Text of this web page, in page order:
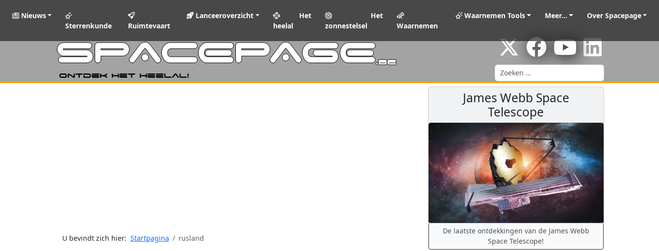
Nieuws
Sterrenkunde
Ruimtevaart
Lanceeroverzicht
Het
heelal
Het
zonnestelsel
Waarnemen
Waarnemen Tools Meer... Over Spacepage
SPACEPAGE.be
Ontdek het heelal!
Zoeken
U bevindt zich hier: Startpagina rusland
James Webb Space
Telescope
De laatste ontdekkingen van de James Webb
Space Telescope!